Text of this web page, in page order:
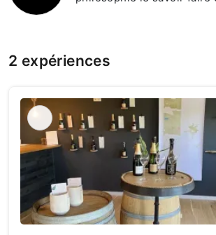
2 expériences